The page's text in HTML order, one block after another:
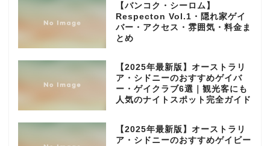
【バンコク・シーロム】
Respecton Vol.1・隠れ家ゲイ
バー・アクセス・雰囲気・料金ま
とめ
【2025年最新版】オーストラリ
ア・シドニーのおすすめゲイバ
ー・ゲイクラブ6選｜観光客にも
人気のナイトスポット完全ガイド
【2025年最新版】オーストラリ
ア・シドニーのおすすめゲイビー